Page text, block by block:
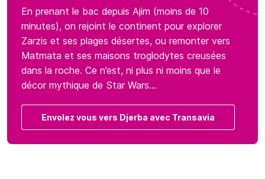
En prenant le bac depuis Ajim (moins de 10
minutes), on rejoint le continent pour explorer
Zarzis et ses plages désertes, ou remonter vers
Matmata et ses maisons troglodytes creusées
dans la roche. Ce n’est, ni plus ni moins que le
décor mythique de Star Wars…
Envolez vous vers Djerba avec Transavia